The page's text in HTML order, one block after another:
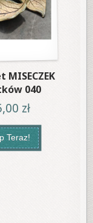
MISECZEK
040
zł
Teraz!